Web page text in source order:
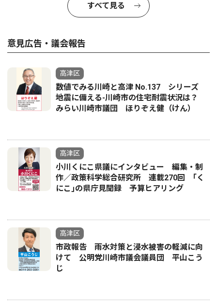
すべて見る
意見広告・議会報告
高津区
数値でみる川崎と高津 No.137 シリーズ
地震に備える-川崎市の住宅耐震状況は？
みらい川崎市議団 ほりぞえ健（けん）
高津区
小川くにこ県議にインタビュー 編集・制
作／政策科学総合研究所 連載270回 ｢く
にこ｣の県庁見聞録 予算ヒアリング
高津区
市政報告 雨水対策と浸水被害の軽減に向
けて 公明党川崎市議会議員団 平山こう
じ